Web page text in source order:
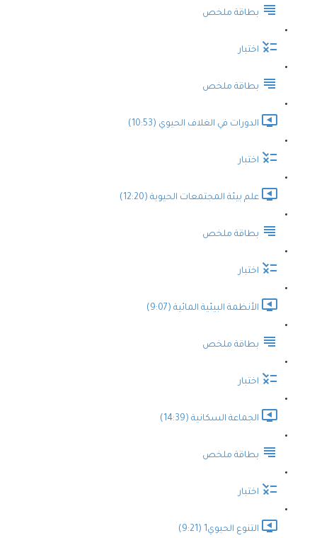
بطاقة ملخص
اختبار
بطاقة ملخص
الدورات في الغلاف الحيوي (10:53)
اختبار
علم بيئة المجتمعات الحيوية (12:20)
بطاقة ملخص
اختبار
الأنظمة البيئية المائية (9:07)
بطاقة ملخص
اختبار
الجماعة السكانية (14:39)
بطاقة ملخص
اختبار
التنوع الحيوي1 (9:21)